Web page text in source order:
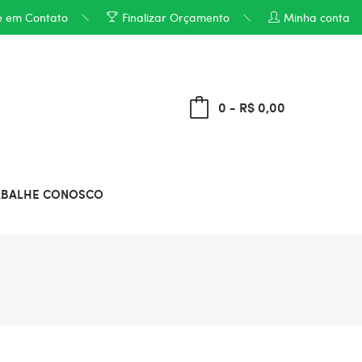
em Contato Finalizar Orçamento Minha conta
0 - R$ 0,00
CONOSCO